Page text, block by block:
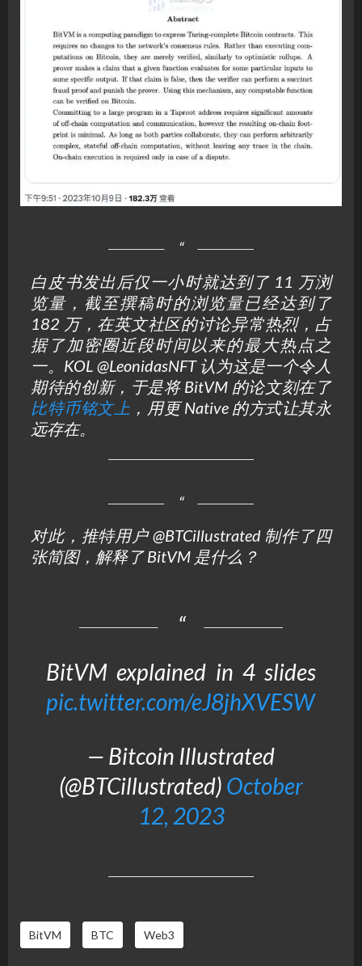
白皮书发出后仅一小时就达到了 11 万浏
览量，截至撰稿时的浏览量已经达到了
182 万，在英文社区的讨论异常热烈，占
据了加密圈近段时间以来的最大热点之
一。KOL @LeonidasNFT 认为这是一个令人
期待的创新，于是将 BitVM 的论文刻在了
比特币铭文上 ，用更 Native 的方式让其永
远存在。
对此，推特用户 @BTCillustrated 制作了四
张简图，解释了 BitVM 是什么？
BitVM explained in 4 slides
pic.twitter.com/eJ8jhXVESW
— Bitcoin Illustrated
(@BTCillustrated) October
12, 2023
BitVM BTC Web3